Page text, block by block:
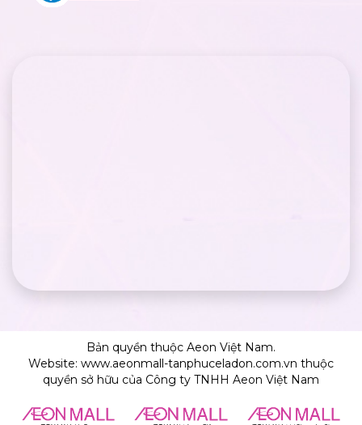
Bản quyền thuộc Aeon Việt Nam.
Website: www.aeonmall-tanphuceladon.com.vn thuộc
quyền sở hữu của Công ty TNHH Aeon Việt Nam